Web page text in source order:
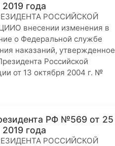
года
РОССИЙСКОЙ
внесении изменения в
о Федеральной службе
наказаний, утвержденное
Российской
от 13 октября 2004 г. №
РФ №569 от 25
года
РОССИЙСКОЙ